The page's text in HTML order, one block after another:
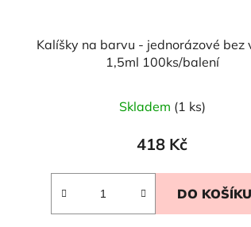
Kalíšky na barvu - jednorázové bez
1,5ml 100ks/balení
Skladem (1 ks)
418 Kč
DO KOŠÍKU